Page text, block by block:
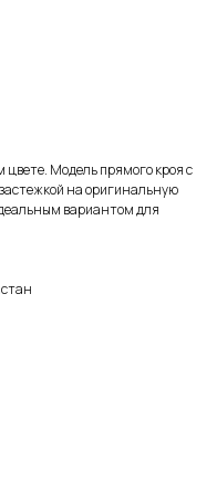
Модель прямого кроя с
на оригинальную
вариантом для